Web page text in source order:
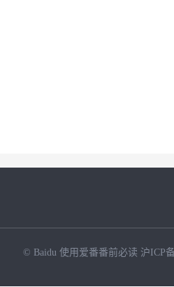
© Baidu 使用爱番番前必读 沪ICP